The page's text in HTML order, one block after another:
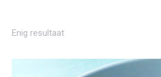
Enig resultaat